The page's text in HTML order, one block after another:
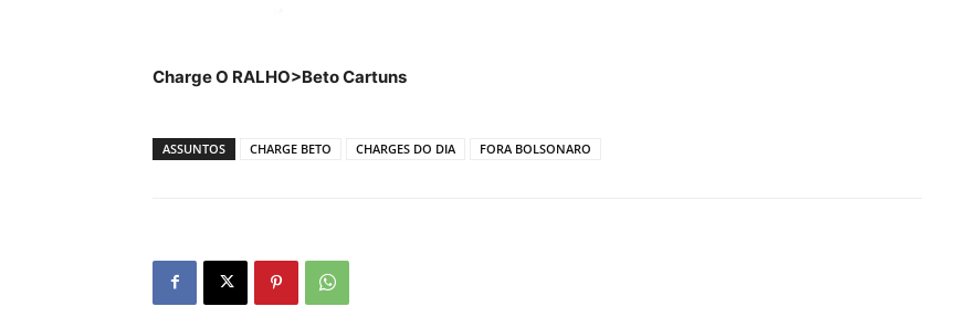
Charge O RALHO>Beto Cartuns
ASSUNTOS CHARGE BETO CHARGES DO DIA FORA BOLSONARO